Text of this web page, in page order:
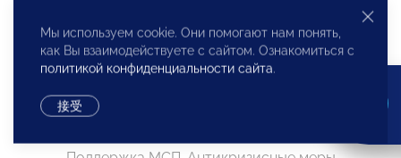
Особое мнение
Бюро по защите прав предпринимателей
Мы используем cookie. Они помогают нам понять,
как Вы взаимодействуете с сайтом. Ознакомиться с
политикой конфиденциальности сайта.
接受